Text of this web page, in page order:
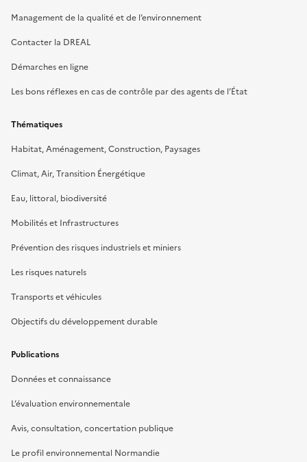
Management de la qualité et de l’environnement
Contacter la DREAL
Démarches en ligne
Les bons réflexes en cas de contrôle par des agents de l’État
Thématiques
Habitat, Aménagement, Construction, Paysages
Climat, Air, Transition Énergétique
Eau, littoral, biodiversité
Mobilités et Infrastructures
Prévention des risques industriels et miniers
Les risques naturels
Transports et véhicules
Objectifs du développement durable
Publications
Données et connaissance
L’évaluation environnementale
Avis, consultation, concertation publique
Le profil environnemental Normandie